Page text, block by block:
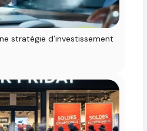
stratégie d’investissement